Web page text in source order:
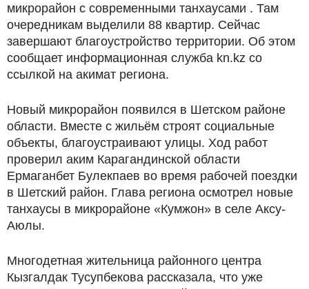
микрорайон с современными танхаусами . Там
очередникам выделили 88 квартир. Сейчас
завершают благоустройство территории. Об этом
сообщает информационная служба kn.kz со
ссылкой на акимат региона.
Новый микрорайон появился в Шетском районе
области. Вместе с жильём строят социальные
объекты, благоустраивают улицы. Ход работ
проверил аким Карагандинской области
Ермаганбет Булекпаев во время рабочей поездки
в Шетский район. Глава региона осмотрел новые
танхаусы в микрорайоне «Кумжон» в селе Аксу-
Аюлы.
Многодетная жительница районного центра
Кызгалдак Тусупбекова рассказала, что уже